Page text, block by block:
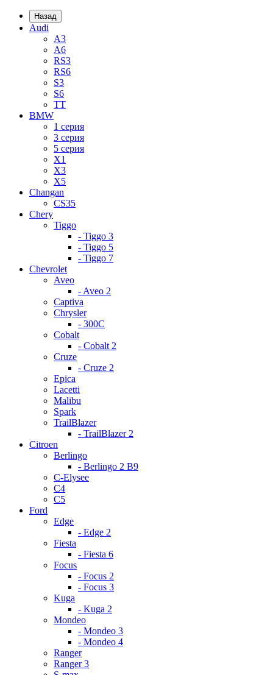
Назад
Audi
A3
A6
RS3
RS6
S3
S6
TT
BMW
1 серия
3 серия
5 серия
X1
X3
X5
Changan
CS35
Chery
Tiggo
- Tiggo 3
- Tiggo 5
- Tiggo 7
Chevrolet
Aveo
- Aveo 2
Captiva
Chrysler
- 300С
Cobalt
- Cobalt 2
Cruze
- Cruze 2
Epica
Lacetti
Malibu
Spark
TrailBlazer
- TrailBlazer 2
Citroen
Berlingo
- Berlingo 2 B9
C-Elysee
C4
C5
Ford
Edge
- Edge 2
Fiesta
- Fiesta 6
Focus
- Focus 2
- Focus 3
Kuga
- Kuga 2
Mondeo
- Mondeo 3
- Mondeo 4
Ranger
Ranger 3